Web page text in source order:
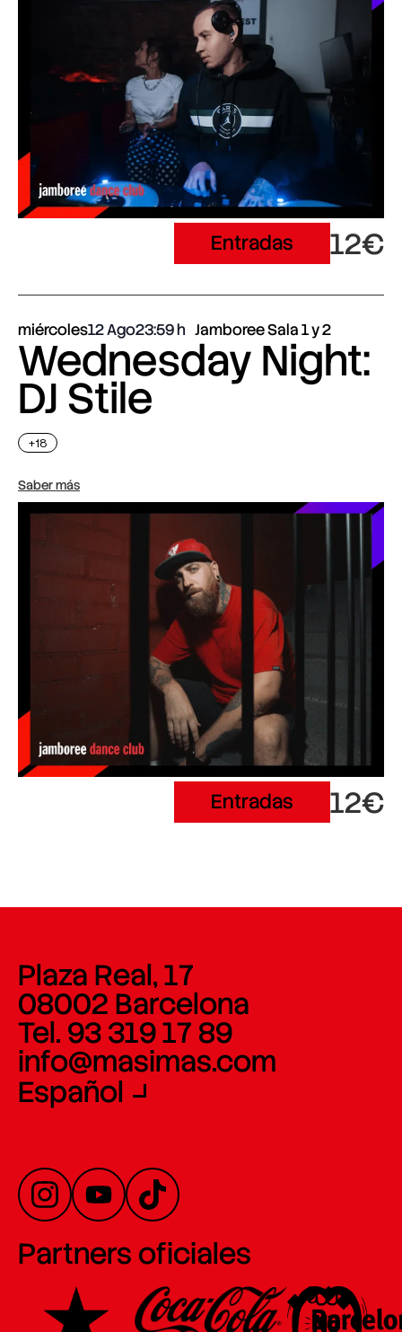
Entradas 12€
miércoles12 Ago23:59 Jamboree Sala 1 y 2
Wednesday Night:
DJ Stile
+18
Saber más
Entradas 12€
Plaza Real, 17
08002 Barcelona
Tel. 93 319 17 89
info@masimas.com
Español
Partners oficiales